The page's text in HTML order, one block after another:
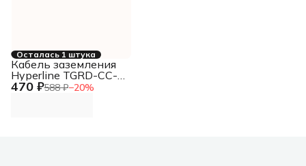
Осталась 1 штука
470 ₽588 ₽−20%
Кабель заземления
Hyperline TGRD-CC-
15 дл.150мм